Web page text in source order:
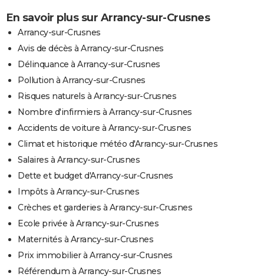
En savoir plus sur Arrancy-sur-Crusnes
Arrancy-sur-Crusnes
Avis de décès à Arrancy-sur-Crusnes
Délinquance à Arrancy-sur-Crusnes
Pollution à Arrancy-sur-Crusnes
Risques naturels à Arrancy-sur-Crusnes
Nombre d'infirmiers à Arrancy-sur-Crusnes
Accidents de voiture à Arrancy-sur-Crusnes
Climat et historique météo d'Arrancy-sur-Crusnes
Salaires à Arrancy-sur-Crusnes
Dette et budget d'Arrancy-sur-Crusnes
Impôts à Arrancy-sur-Crusnes
Crèches et garderies à Arrancy-sur-Crusnes
Ecole privée à Arrancy-sur-Crusnes
Maternités à Arrancy-sur-Crusnes
Prix immobilier à Arrancy-sur-Crusnes
Référendum à Arrancy-sur-Crusnes